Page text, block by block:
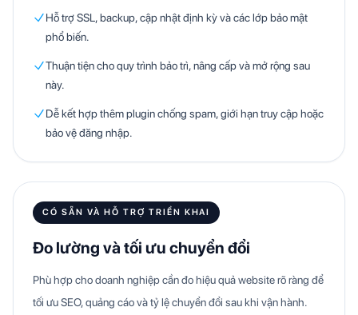
Hỗ trợ SSL, backup, cập nhật định kỳ và các lớp bảo mật
phổ biến.
Thuận tiện cho quy trình bảo trì, nâng cấp và mở rộng sau
này.
Dễ kết hợp thêm plugin chống spam, giới hạn truy cập hoặc
bảo vệ đăng nhập.
CÓ SẴN VÀ HỖ TRỢ TRIỂN KHAI
Đo lường và tối ưu chuyển đổi
Phù hợp cho doanh nghiệp cần đo hiệu quả website rõ ràng để
tối ưu SEO, quảng cáo và tỷ lệ chuyển đổi sau khi vận hành.